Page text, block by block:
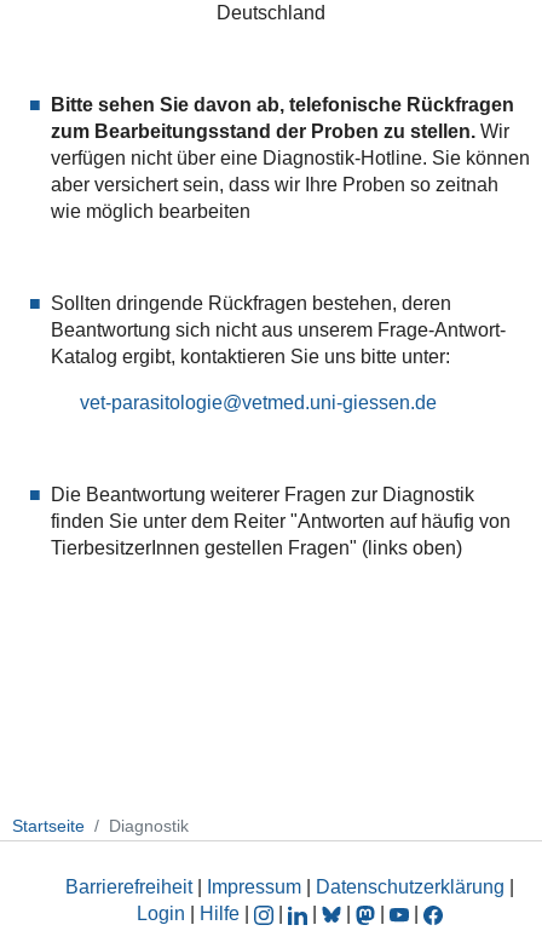
Deutschland
Bitte sehen Sie davon ab, telefonische Rückfragen
zum Bearbeitungsstand der Proben zu stellen.Wir
verfügen nicht über eine Diagnostik-Hotline. Sie können
aber versichert sein, dass wir Ihre Proben so zeitnah
wie möglich bearbeiten
Sollten dringende Rückfragen bestehen, deren
Beantwortung sich nicht aus unserem Frage-Antwort-
Katalog ergibt, kontaktieren Sie uns bitte unter:
vet-parasitologie
Die Beantwortung weiterer Fragen zur Diagnostik
finden Sie unter dem Reiter "Antworten auf häufig von
TierbesitzerInnen gestellen Fragen" (links oben)
Startseite Diagnostik
Barrierefreiheit| Impressum Datenschutzerklärung
Login
Hilfe